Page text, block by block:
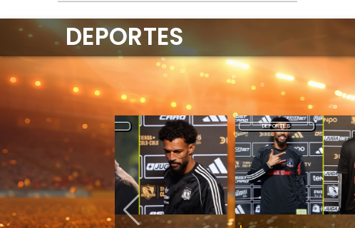
DEPORTES DEPORTES
DEPORTES